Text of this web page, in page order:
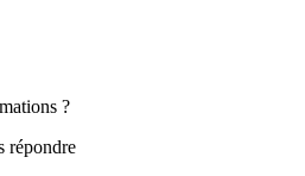
?
répondre